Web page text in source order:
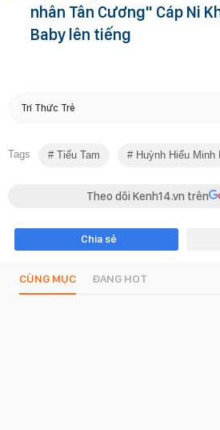
nhân Tân Cương" Cáp Ni
Baby lên tiếng
Trí Thức Trẻ
Tags Tiểu Tam Huỳnh Hiểu Minh
Theo dõi Kenh14.vn trên
Chia sẻ
CÙNG MỤC ĐANG HOT